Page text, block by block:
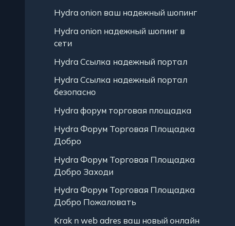
Hydra onion ваш надежный шопинг
Hydra onion надежный шопинг в
сети
Hydra Ссылка надежный портал
Hydra Ссылка надежный портал
безопасно
Hydra форум торговая площадка
Hydra Форум Торговая Площадка
Добро
Hydra Форум Торговая Площадка
Добро Заходи
Hydra Форум Торговая Площадка
Добро Пожаловать
Krak n web adres ваш новый онлайн